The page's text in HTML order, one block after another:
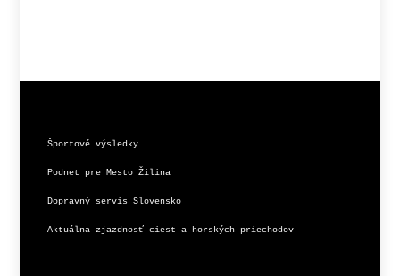
Športové výsledky
Podnet pre Mesto Žilina
Dopravný servis Slovensko
Aktuálna zjazdnosť ciest a horských priechodov